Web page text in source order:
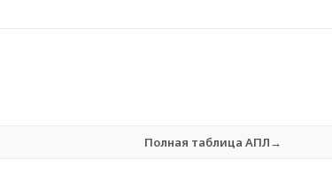
Полная таблица АПЛ→